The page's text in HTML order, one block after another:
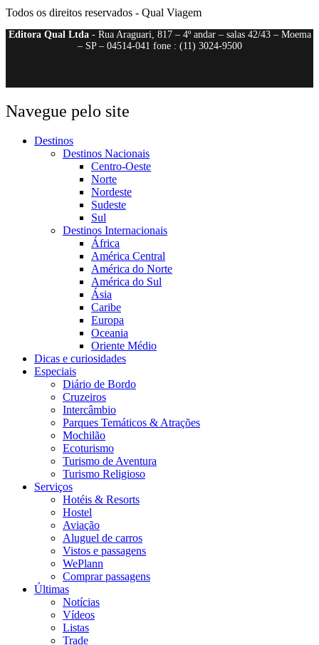
Todos os direitos reservados - Qual Viagem
Editora Qual Ltda- Rua Araguari, 817 – 4º andar – salas 42/43 – Moema
– SP – 04514-041 fone : (11) 3024-9500
Navegue pelo site
Destinos
Destinos Nacionais
Centro-Oeste
Norte
Nordeste
Sudeste
Sul
Destinos Internacionais
África
América Central
América do Norte
América do Sul
Ásia
Caribe
Europa
Oceania
Oriente Médio
Dicas e curiosidades
Especiais
Diário de Bordo
Cruzeiros
Intercâmbio
Parques Temáticos & Atrações
Mochilão
Ecoturismo
Turismo de Aventura
Turismo Religioso
Serviços
Hotéis & Resorts
Hostel
Aviação
Aluguel de carros
Vistos e passagens
WePlann
Comprar passagens
Últimas
Notícias
Vídeos
Listas
Trade